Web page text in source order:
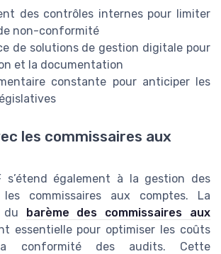
des contrôles internes pour limiter
non-conformité
de solutions de gestion digitale pour
et la documentation
constante pour anticiper les
les commissaires aux
s’étend également à la gestion des
commissaires aux comptes. La
du barème des commissaires aux
essentielle pour optimiser les coûts
conformité des audits. Cette